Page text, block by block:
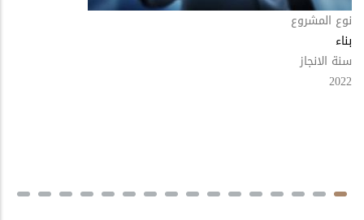
نوع المشروع
بناء
سنة الانجاز
2022